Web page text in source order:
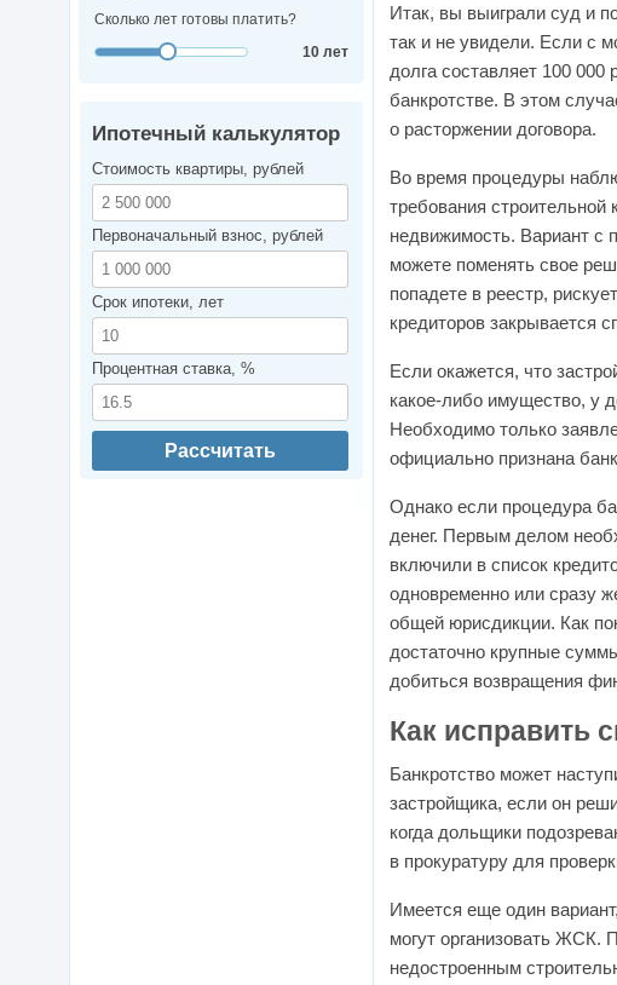
Итак, вы выиграли суд и
так и не увидели. Если с
долга составляет 100
банкротстве. В этом
о расторжении договора.
Во время процедуры
требования строительной
недвижимость. Вариант с
можете поменять свое
попадете в реестр,
кредиторов закрывается
Если окажется, что
какое-либо имущество, у
Необходимо только
официально признана
Однако если процедура
денег. Первым делом
включили в список
одновременно или сразу
общей юрисдикции. Как
достаточно крупные
добиться возвращения
Как исправить
Банкротство может
застройщика, если он
когда дольщики
в прокуратуру для
Имеется еще один
могут организовать ЖСК.
недостроенным
Сколько лет готовы платить?
10 лет
Ипотечный калькулятор
Стоимость квартиры, рублей
Первоначальный взнос, рублей
Срок ипотеки, лет
Процентная ставка, %
Рассчитать